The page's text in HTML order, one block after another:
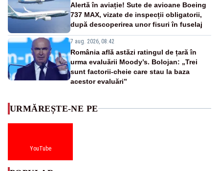
Alertă în aviație! Sute de avioane Boeing
737 MAX, vizate de inspecții obligatorii,
după descoperirea unor fisuri în fuselaj
7 aug. 2026, 08:42
România află astăzi ratingul de țară în
urma evaluării Moody’s. Bolojan: „Trei
sunt factorii-cheie care stau la baza
acestor evaluări”
URMĂREȘTE-NE PE
YouTube